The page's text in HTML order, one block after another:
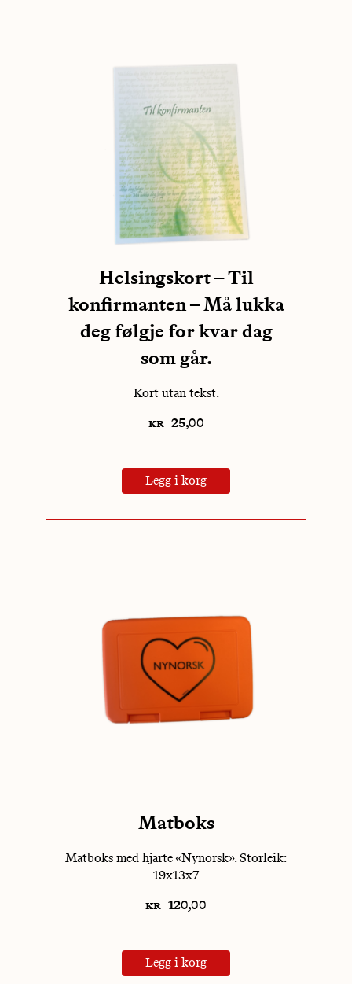
Helsingskort – Til
konfirmanten – Må lukka
deg følgje for kvar dag
som går.
Kort utan tekst.
kr 25,00
Legg i korg
Matboks
Matboks med hjarte «Nynorsk». Storleik:
19x13x7
kr 120,00
Legg i korg